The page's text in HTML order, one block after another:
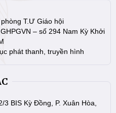
T.Ư Giáo hội
– số 294 Nam Kỳ Khởi
phát thanh, truyền hình
3 BIS Kỳ Đồng, P. Xuân Hòa,